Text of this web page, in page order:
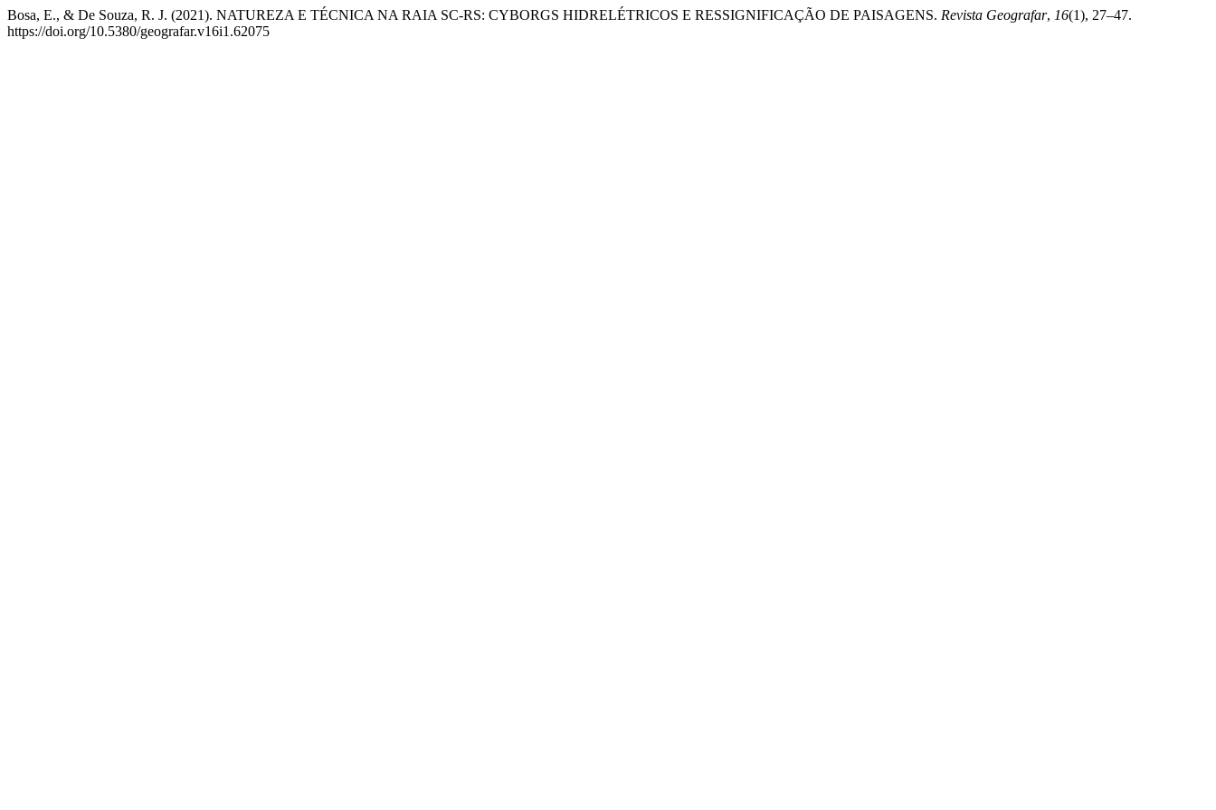
Bosa, E., & De Souza, R. J. (2021). NATUREZA E TÉCNICA NA RAIA SC-RS: CYBORGS HIDRELÉTRICOS E RESSIGNIFICAÇÃO DE PAISAGENS. Revista Geografar, 16(1), 27–47.
https://doi.org/10.5380/geografar.v16i1.62075